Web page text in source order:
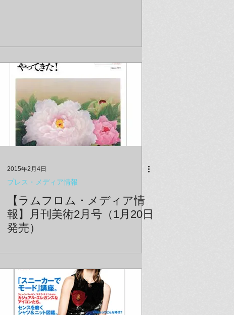
♪ 【再入荷商品情報】 ■奈良さんの大人気
TOY、パップカップとリトル・ワンダラーが
少なくなって来ました☆
2015年2月4日
プレス・メディア情報
【ラムフロム・メディア情
報】月刊美術2月号（1月20日
発売）